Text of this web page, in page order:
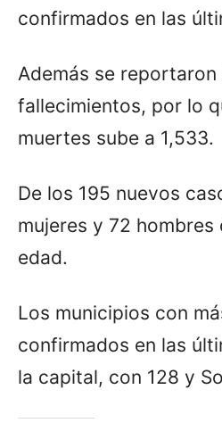
confirmados en las
Además se
fallecimientos, por lo
muertes sube a 1,533.
De los 195 nuevos
mujeres y 72
edad.
Los municipios con
confirmados en las
la capital, con 128 y